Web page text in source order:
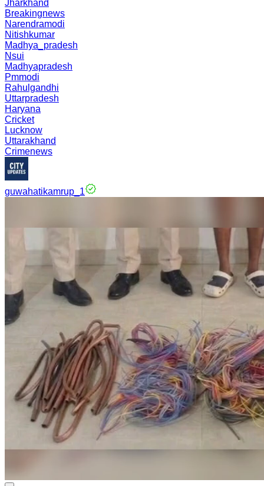
Jharkhand
Breakingnews
Narendramodi
Nitishkumar
Madhya_pradesh
Nsui
Madhyapradesh
Pmmodi
Rahulgandhi
Uttarpradesh
Haryana
Cricket
Lucknow
Uttarakhand
Crimenews
guwahatikamrup_1